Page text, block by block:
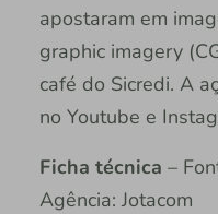
apostaram em
graphic imagery
café do Sicredi. A
no Youtube e
Ficha técnica –
Agência: Jotacom